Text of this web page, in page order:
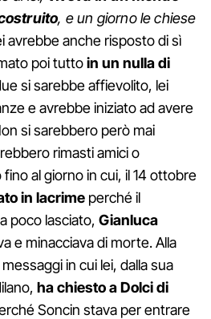
, e un giorno le chiese
avrebbe anche risposto di sì
poi tuttoin un nulla di
si sarebbe affievolito, lei
e avrebbe iniziato ad avere
si sarebbero però mai
rimasti amici o
al giorno in cui, il 14 ottobre
in lacrime perché il
poco lasciato, Gianluca
e minacciava di morte. Alla
in cui lei, dalla sua
ha chiesto a Dolci di
Soncin stava per entrare